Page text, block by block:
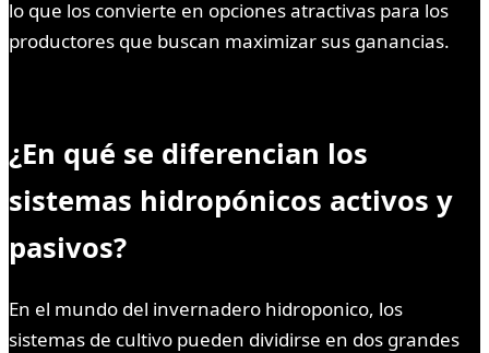
lo que los convierte en opciones atractivas para los
productores que buscan maximizar sus ganancias.
¿En qué se diferencian los
sistemas hidropónicos activos y
pasivos?
En el mundo del invernadero hidroponico, los
sistemas de cultivo pueden dividirse en dos grandes